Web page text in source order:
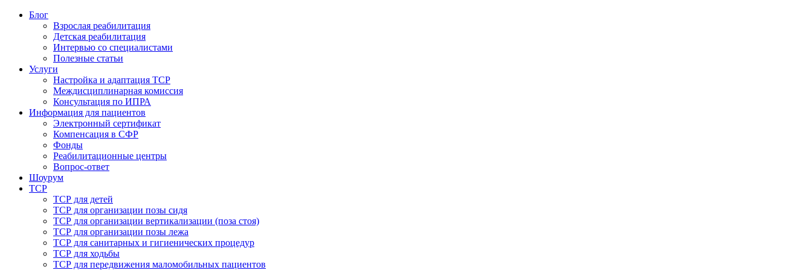
Блог
Взрослая реабилитация
Детская реабилитация
Интервью со специалистами
Полезные статьи
Услуги
Настройка и адаптация ТСР
Междисциплинарная комиссия
Консультация по ИПРА
Информация для пациентов
Электронный сертификат
Компенсация в СФР
Фонды
Реабилитационные центры
Вопрос-ответ
Шоурум
ТСР
ТСР для детей
ТСР для организации позы сидя
ТСР для организации вертикализации (поза стоя)
ТСР для организации позы лежа
ТСР для санитарных и гигиенических процедур
ТСР для ходьбы
ТСР для передвижения маломобильных пациентов